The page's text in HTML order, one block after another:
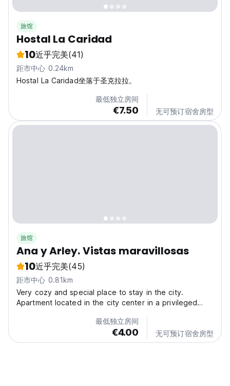
旅馆
Hostal La Caridad
10近乎完美(41)
距市中心 0.24km
Hostal La Caridad坐落于圣克拉拉。
最低独立房间
€7.50 无可预订宿舍房型
旅馆
Ana y Arley. Vistas maravillosas
10近乎完美(45)
距市中心 0.81km
Very cozy and special place to stay in the city.
Apartment located in the city center in a privileged
of a property. It has a terrace and a wonderful view of
the city and is very ventilated. It is located...
最低独立房间
€4.00 无可预订宿舍房型